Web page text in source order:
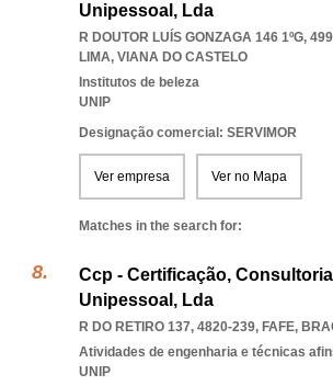
Unipessoal, Lda
R DOUTOR LUÍS GONZAGA 146 1ºG,
LIMA, VIANA DO CASTELO
Institutos de beleza
UNIP
Designação comercial: SERVIMOR
Ver empresa Ver no Mapa
Matches in the search for:
Ccp - Certificação,
Unipessoal, Lda
R DO RETIRO 137, 4820-239, FAFE,
Atividades de engenharia e técnicas
UNIP